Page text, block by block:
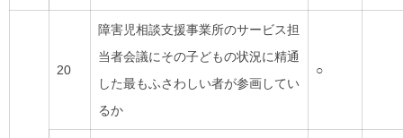
20
障害児相談支援事業所のサービス担
当者会議にその子どもの状況に精通
した最もふさわしい者が参画してい
るか
○